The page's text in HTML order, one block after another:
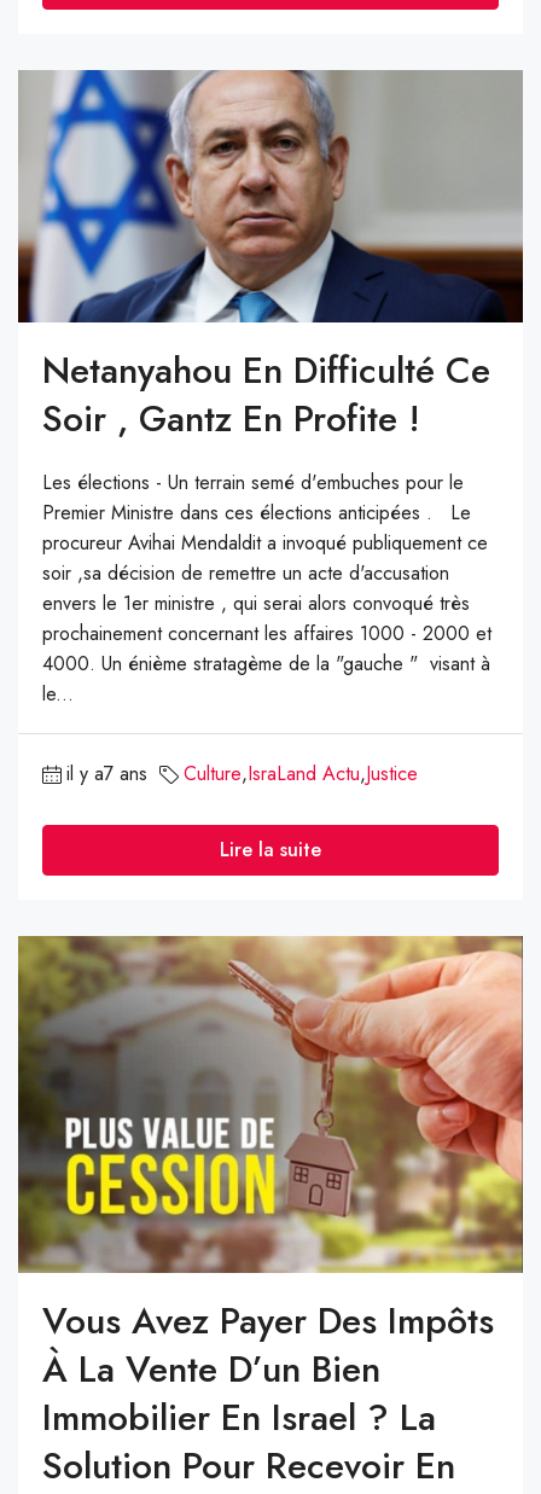
Netanyahou En Difficulté Ce
Soir , Gantz En Profite !
Les élections - Un terrain semé d'embuches pour le
Premier Ministre dans ces élections anticipées . Le
procureur Avihai Mendaldit a invoqué publiquement ce
soir ,sa décision de remettre un acte d'accusation
envers le 1er ministre , qui serai alors convoqué très
prochainement concernant les affaires 1000 - 2000 et
4000. Un énième stratagème de la "gauche " visant à
le...
il y a7 ans Culture,IsraLand Actu,Justice
Lire la suite
Vous Avez Payer Des Impôts
À La Vente D’un Bien
Immobilier En Israel ? La
Solution Pour Recevoir En